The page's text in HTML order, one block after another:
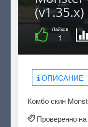
(v1.35.x)
Лайков
1
ОПИСАНИЕ
Комбо скин
Проверенно